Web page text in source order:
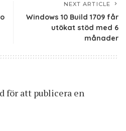
NEXT ARTICLE
Windows 10 Build 1709 får
utökat stöd med 6
månader
för att publicera en